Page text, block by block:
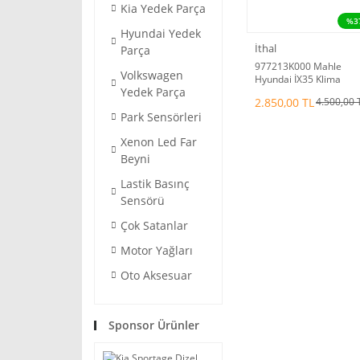
Kia Yedek Parça
Hyundai Yedek
Parça
Volkswagen
Yedek Parça
Park Sensörleri
Xenon Led Far
Beyni
Lastik Basınç
Sensörü
Çok Satanlar
Motor Yağları
Oto Aksesuar
Sponsor Ürünler
İthal
977213K000 Mahle
Hyundai İX35 Klima
2.850,00 TL4.500,00